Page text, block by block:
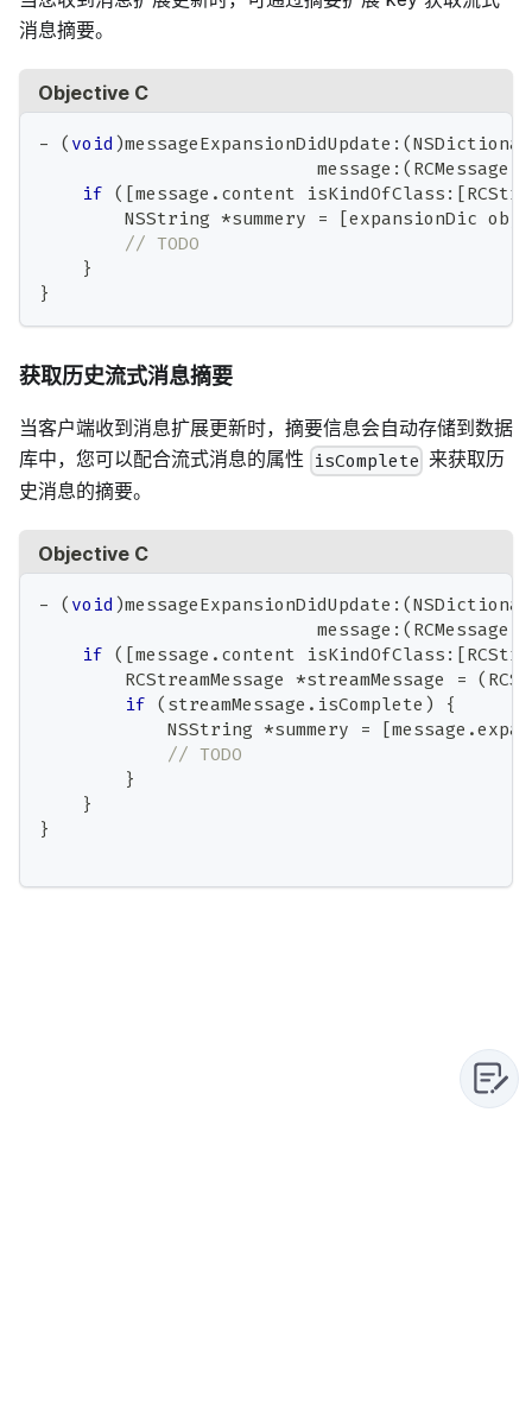
消息摘要。
Objective C
- ( void )messageExpansionDidUpdate : (
                          message
: ( RCMessage
if ( [message . content isKindOfClass : [
        NSString
*summery = [expansionDic
// TODO
}
}
获取历史流式消息摘要
当客户端收到消息扩展更新时，摘要信息会自动存储到数据
库中，您可以配合流式消息的属性 isComplete 来获取历
史消息的摘要。
Objective C
- ( void )messageExpansionDidUpdate : (
                          message
: ( RCMessage
if ( [message . content isKindOfClass : [
        RCStreamMessage
*streamMessage = (
if ( streamMessage . isComplete )
{
            NSString
*summery = [message .
// TODO
}
}
}